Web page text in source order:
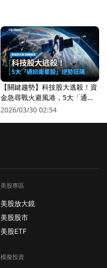
【關鍵趨勢】科技股大逃殺！資
金急尋戰火避風港，5大「通訊
衛星股」逆勢狂飆
2026/03/30 02:54
美股專區
美股放大鏡
美股股市
美股ETF
模擬投資